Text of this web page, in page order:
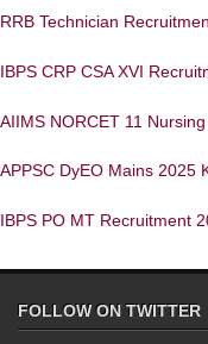
RRB Technician
IBPS CRP CSA XVI
AIIMS NORCET 11
APPSC DyEO Mains 2025
IBPS PO MT Recruitment
FOLLOW ON TWITTER